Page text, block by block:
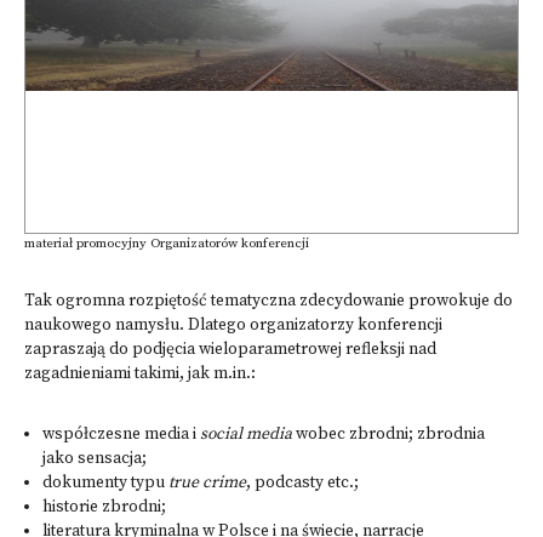
materiał promocyjny Organizatorów konferencji
Tak ogromna rozpiętość tematyczna zdecydowanie prowokuje do
naukowego namysłu. Dlatego organizatorzy konferencji
zapraszają do podjęcia wieloparametrowej refleksji nad
zagadnieniami takimi, jak m.in.:
współczesne media isocial mediawobec zbrodni; zbrodnia
jako sensacja;
dokumenty typu true crime, podcasty etc.;
historie zbrodni;
literatura kryminalna w Polsce i na świecie, narracje